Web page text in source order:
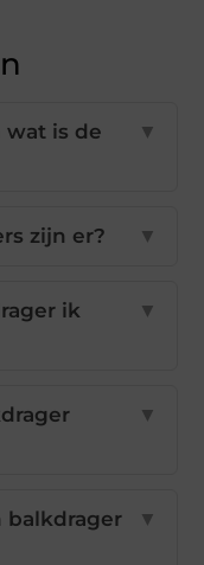
wat is de
▼
zijn er? ▼
ik
▼
▼
balkdrager
▼